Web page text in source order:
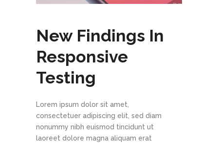
New Findings In
Responsive
Testing
Lorem ipsum dolor sit amet,
consectetuer adipiscing elit, sed diam
nonummy nibh euismod tincidunt ut
laoreet dolore magna aliquam erat